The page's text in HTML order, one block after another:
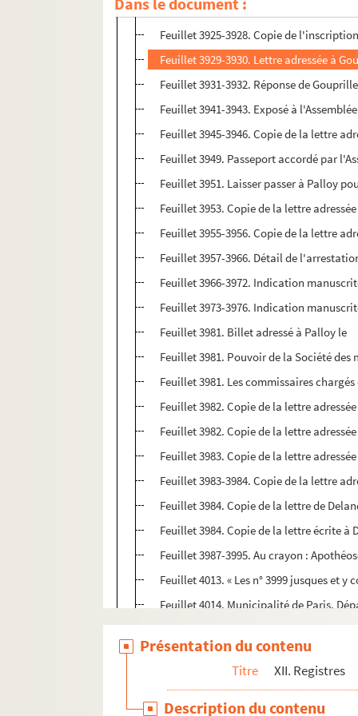
Feuillet 3923-3924. Copie de la lettre
Feuillet 3925-3928. Copie de
Feuillet 3929-3930. Lettre adressée à
Feuillet 3931-3932. Réponse de
Feuillet 3941-3943. Exposé à
Feuillet 3945-3946. Copie de la lettre
Feuillet 3949. Passeport accordé par
Feuillet 3951. Laisser passer à Palloy
Feuillet 3953. Copie de la lettre
Feuillet 3955-3956. Copie de la lettre
Feuillet 3957-3966. Détail de
Feuillet 3966-3972. Indication
Feuillet 3973-3976. Indication
Feuillet 3981. Billet adressé à Palloy le
Feuillet 3981. Pouvoir de la Société des
Feuillet 3981. Les commissaires
Feuillet 3982. Copie de la lettre
Feuillet 3982. Copie de la lettre
Feuillet 3983. Copie de la lettre
Feuillet 3983-3984. Copie de la lettre
Feuillet 3984. Copie de la lettre de
Feuillet 3984. Copie de la lettre écrite à
Feuillet 3987-3995. Au crayon :
Feuillet 4013. « Les n° 3999 jusques et
Feuillet 4014. Municipalité de Paris.
Feuillet 4014. Copie de la lettre de M. le
Feuillet 4015. Municipalité de Paris.
Feuillet 4016-4024. Copies des lettres
Feuillet 4025-4032. Compte rendu par
Présentation du contenu
Titre XII. Registres
Description du contenu